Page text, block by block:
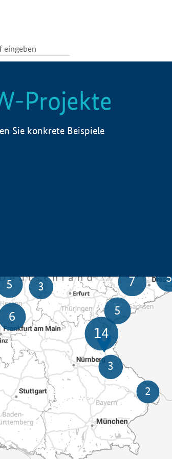
Projekte
Sie konkrete Beispiele